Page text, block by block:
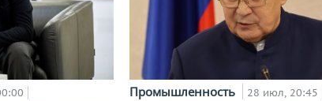
Промышленность 28 июл, 20:45